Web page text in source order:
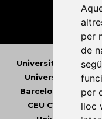
per
de
per
lloc
Universitat Abat
Universitat
Barcelona
CEU Cardenal